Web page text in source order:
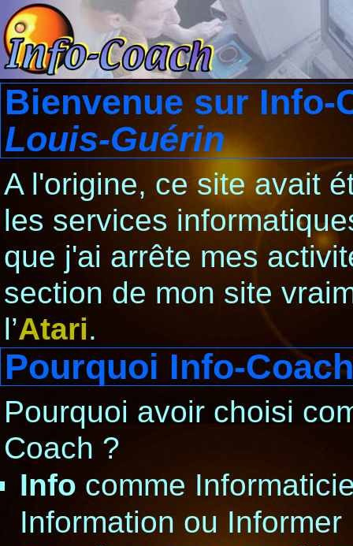
Bienvenue sur
Louis-Guérin
A l'origine, ce site avait
les services
que j'ai arrête mes
section de mon site
l’Atari.
Pourquoi Info-
Pourquoi avoir choisi
Coach ?
Info comme
Information ou Informer